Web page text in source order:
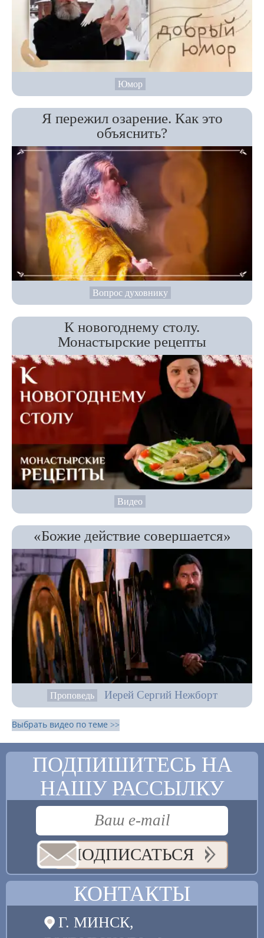
Юмор
Я пережил озарение. Как это
объяснить?
Вопрос духовнику
К новогоднему столу.
Монастырские рецепты
Видео
«Божие действие совершается»
Проповедь Иерей Сергий Нежборт
Выбрать видео по теме >>
ПОДПИШИТЕСЬ НА
НАШУ РАССЫЛКУ
ПОДПИСАТЬСЯ
КОНТАКТЫ
Г. МИНСК,